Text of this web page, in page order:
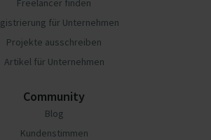
Freelancer finden
für Unternehmen
Projekte ausschreiben
Artikel für Unternehmen
Community
Blog
Kundenstimmen